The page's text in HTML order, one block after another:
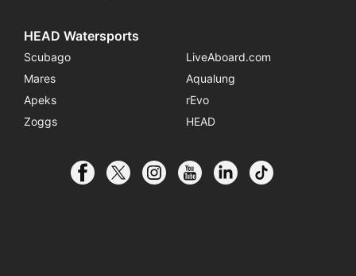
HEAD Watersports
Scubago
LiveAboard.com
Mares
Aqualung
Apeks
rEvo
Zoggs
HEAD